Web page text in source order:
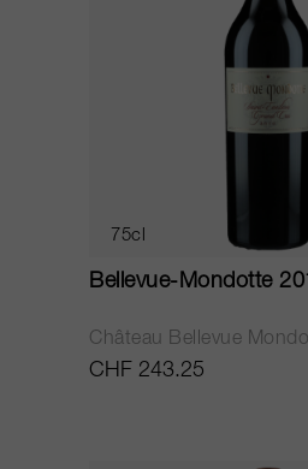
75cl
Bellevue-Mondotte
Château Bellevue
CHF 243.25